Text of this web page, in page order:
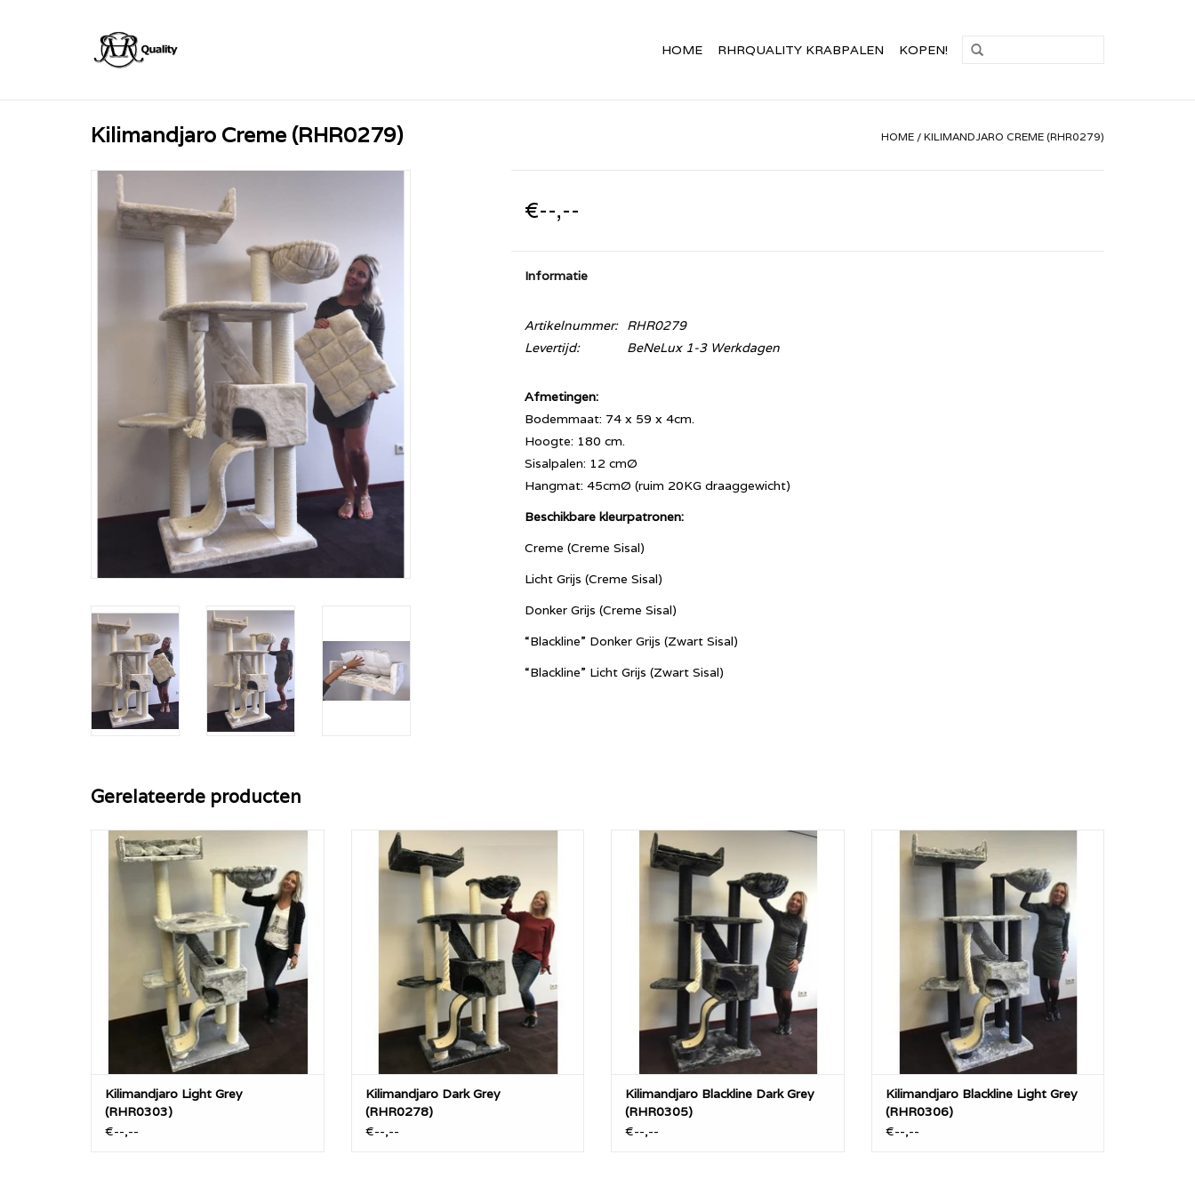
HOME RHRQUALITY KRABPALEN KOPEN!
Kilimandjaro Creme (RHR0279) HOME / KILIMANDJARO CREME (RHR0279)
€--,--
Informatie
Artikelnummer:
RHR0279
Levertijd:
BeNeLux 1-3 Werkdagen
Afmetingen:
Bodemmaat: 74 x 59 x 4cm.
Hoogte: 180 cm.
Sisalpalen: 12 cmØ
Hangmat: 45cmØ (ruim 20KG draaggewicht)
Beschikbare kleurpatronen:
Creme (Creme Sisal)
Licht Grijs (Creme Sisal)
Donker Grijs (Creme Sisal)
“Blackline” Donker Grijs (Zwart Sisal)
“Blackline” Licht Grijs (Zwart Sisal)
Gerelateerde producten
De RHRQuality Kilimandjaro is met ca
45KG een zeer stevige RHRQuality
krabpaal met extra dikke 12cm diameter
sisalpalen met alles wat een kat zich kan
wensen.
TOEVOEGEN AAN WINKELWAGEN
Kilimandjaro Light Grey
(RHR0303)
€--,--
De RHRQuality Kilimandjaro is met ca
45KG een zeer stevige RHRQuality
krabpaal met extra dikke 12cm diameter
sisalpalen met alles wat een kat zich kan
wensen.
TOEVOEGEN AAN WINKELWAGEN
Kilimandjaro Dark Grey
(RHR0278)
€--,--
De RHRQuality Kilimandjaro is met ca
45KG een zeer stevige RHRQuality
krabpaal met extra dikke 12cm diameter
sisalpalen met alles wat een kat zich kan
wensen.
TOEVOEGEN AAN WINKELWAGEN
Kilimandjaro Blackline Dark Grey
(RHR0305)
€--,--
De RHRQuality Kilimandjaro is met ca
45KG een zeer stevige RHRQuality
krabpaal met extra dikke 12cm diameter
sisalpalen met alles wat een kat zich kan
wensen.
TOEVOEGEN AAN WINKELWAGEN
Kilimandjaro Blackline Light Grey
(RHR0306)
€--,--